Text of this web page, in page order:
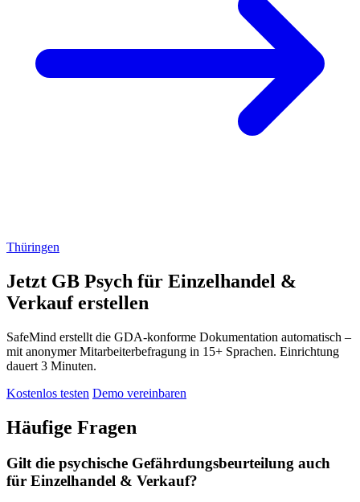
Thüringen
Jetzt GB Psych für Einzelhandel &
Verkauf erstellen
SafeMind erstellt die GDA-konforme Dokumentation automatisch –
mit anonymer Mitarbeiterbefragung in 15+ Sprachen. Einrichtung
dauert 3 Minuten.
Kostenlos testen Demo vereinbaren
Häufige Fragen
Gilt die psychische Gefährdungsbeurteilung auch
für Einzelhandel & Verkauf?